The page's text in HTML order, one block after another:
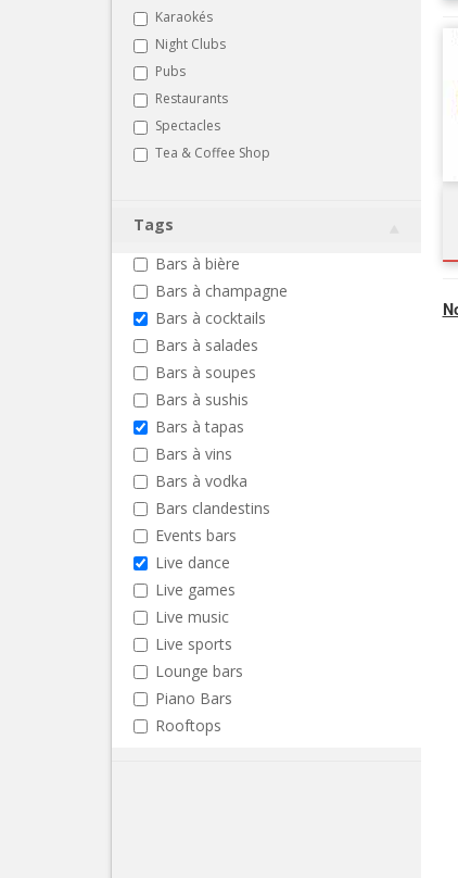
Karaokés
Night Clubs
Pubs
Restaurants
Spectacles
Tea & Coffee Shop
Tags
Bars à bière
Bars à champagne
Bars à cocktails
Bars à salades
Bars à soupes
Bars à sushis
Bars à tapas
Bars à vins
Bars à vodka
Bars clandestins
Events bars
Live dance
Live games
Live music
Live sports
Lounge bars
Piano Bars
Rooftops